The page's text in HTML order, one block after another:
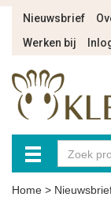
Nieuwsbrief
Werken bij
Home >